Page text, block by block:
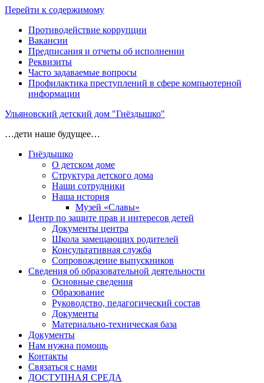
Перейти к содержимому
Противодействие коррупции
Вакансии
Предписания и отчеты об исполнении
Реквизиты
Часто задаваемые вопросы
Профилактика преступлений в сфере компьютерной
информации
Ульяновский детский дом "Гнёздышко"
…дети наше будущее…
Гнёздышко
О детском доме
Структура детского дома
Наши сотрудники
Наша история
Музей «Славы»
Центр по защите прав и интересов детей
Документы центра
Школа замещающих родителей
Консультативная служба
Сопровождение выпускников
Сведения об образовательной деятельности
Основные сведения
Образование
Руководство, педагогический состав
Документы
Материально-техническая база
Документы
Нам нужна помощь
Контакты
Связаться с нами
ДОСТУПНАЯ СРЕДА